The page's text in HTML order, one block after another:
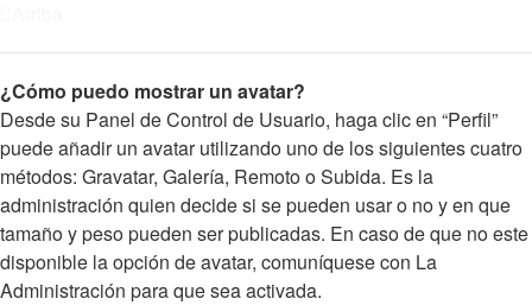
¿Cómo puedo mostrar un avatar?
Desde su Panel de Control de Usuario, haga clic en “Perfil”
puede añadir un avatar utilizando uno de los siguientes cuatro
métodos: Gravatar, Galería, Remoto o Subida. Es la
administración quien decide si se pueden usar o no y en que
tamaño y peso pueden ser publicadas. En caso de que no este
disponible la opción de avatar, comuníquese con La
Administración para que sea activada.